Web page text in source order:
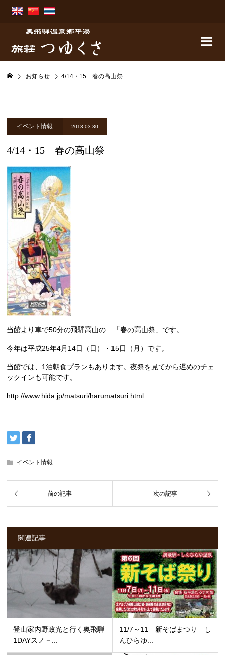
お知らせ 4/14・15 春の高山祭
イベント情報 2013.03.30
4/14・15 春の高山祭
当館より車で50分の飛騨高山の 「春の高山祭」です。
今年は平成25年4月14日（日）・15日（月）です。
当館では、1泊朝食プランもあります。夜祭を見てから遅めのチェ
ックインも可能です。
http://www.hida.jp/matsuri/harumatsuri.html
イベント情報
関連記事
登山家内野政光と行く奥飛騨
1DAYスノ－...
11/7～11 新そばまつり し
んひらゆ...